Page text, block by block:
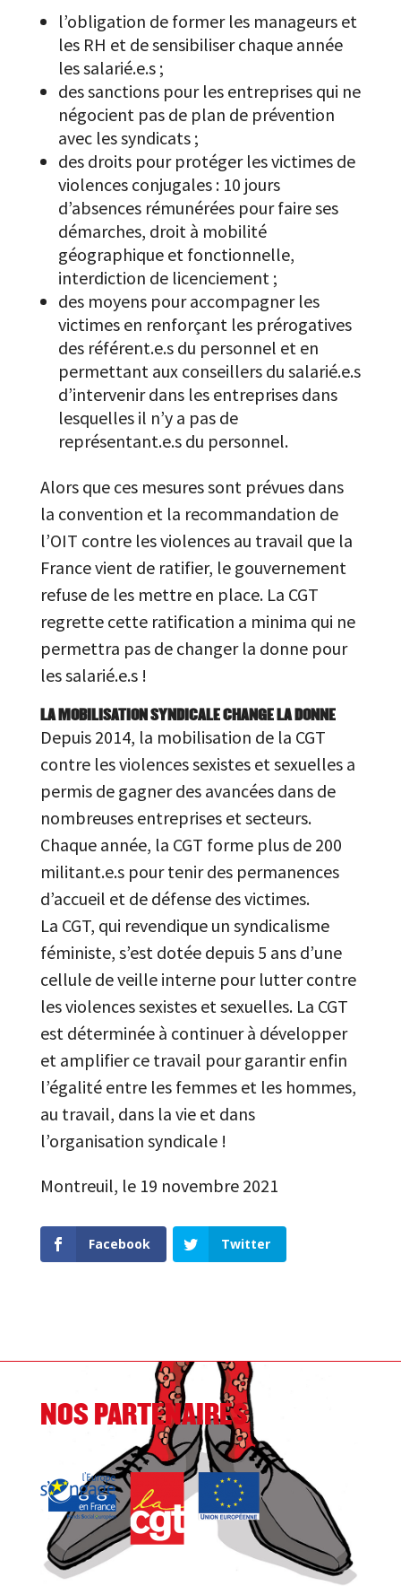
l’obligation de former les manageurs et
les RH et de sensibiliser chaque année
les salarié.e.s ;
des sanctions pour les entreprises qui ne
négocient pas de plan de prévention
avec les syndicats ;
des droits pour protéger les victimes de
violences conjugales : 10 jours
d’absences rémunérées pour faire ses
démarches, droit à mobilité
géographique et fonctionnelle,
interdiction de licenciement ;
des moyens pour accompagner les
victimes en renforçant les prérogatives
des référent.e.s du personnel et en
permettant aux conseillers du salarié.e.s
d’intervenir dans les entreprises dans
lesquelles il n’y a pas de
représentant.e.s du personnel.
Alors que ces mesures sont prévues dans
la convention et la recommandation de
l’OIT contre les violences au travail que la
France vient de ratifier, le gouvernement
refuse de les mettre en place. La CGT
regrette cette ratification a minima qui ne
permettra pas de changer la donne pour
les salarié.e.s !
LA MOBILISATION SYNDICALE CHANGE LA DONNE
Depuis 2014, la mobilisation de la CGT
contre les violences sexistes et sexuelles a
permis de gagner des avancées dans de
nombreuses entreprises et secteurs.
Chaque année, la CGT forme plus de 200
militant.e.s pour tenir des permanences
d’accueil et de défense des victimes.
La CGT, qui revendique un syndicalisme
féministe, s’est dotée depuis 5 ans d’une
cellule de veille interne pour lutter contre
les violences sexistes et sexuelles. La CGT
est déterminée à continuer à développer
et amplifier ce travail pour garantir enfin
l’égalité entre les femmes et les hommes,
au travail, dans la vie et dans
l’organisation syndicale !
Montreuil, le 19 novembre 2021
Facebook Twitter
NOS PARTENAIRES